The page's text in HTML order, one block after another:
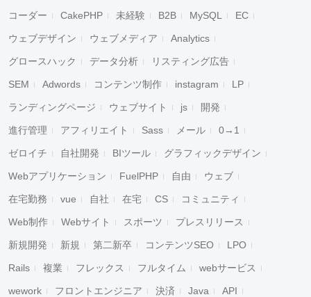
コーダー CakePHP 未経験 B2B MySQL EC
ウェブデザイン ウェブメディア Analytics
グロースハック データ分析 リスティング広告
SEM Adwords コンテンツ制作 instagram LP
ランディングページ ウェブサイト js 開発
進行管理 アフィリエイト Sass メール 0→1
ゼロイチ 自社開発 BIツール グラフィックデザイン
Webアプリケーション FuelPHP 自由 ウェブ
在宅勤務 vue 自社 在宅 CS コミュニティ
Web制作 Webサイト スポーツ プレスリリース
新規開発 新規 第二新卒 コンテンツSEO LPO
Rails 複業 フレックス フルタイム webサービス
wework フロントエンジニア 決済 Java API